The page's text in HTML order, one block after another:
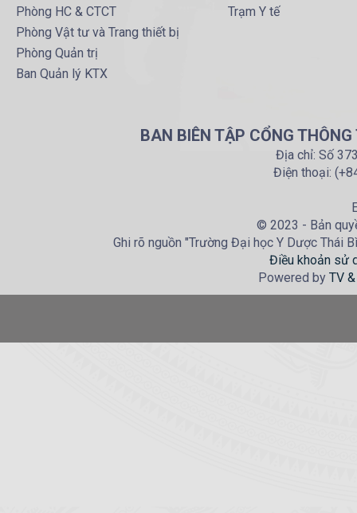
Phòng HC & CTCT
Phòng Vật tư và Trang thiết bị
Phòng Quản trị
Ban Quản lý KTX
Trạm Y tế
BAN BIÊN TẬP CỔNG
Địa chỉ: Số
Điện thoại:
© 2023 - Bản
Ghi rõ nguồn "Trường Đại học Y Dược Thái
Điều khoản sử
Powered by TV